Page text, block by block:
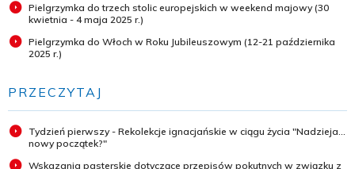
Pielgrzymka do trzech stolic europejskich w weekend majowy (30
kwietnia - 4 maja 2025 r.)
Pielgrzymka do Włoch w Roku Jubileuszowym (12-21 października
2025 r.)
PRZECZYTAJ
Tydzień pierwszy - Rekolekcje ignacjańskie w ciągu życia "Nadzieja...
nowy początek?"
Wskazania pasterskie dotyczące przepisów pokutnych w związku z